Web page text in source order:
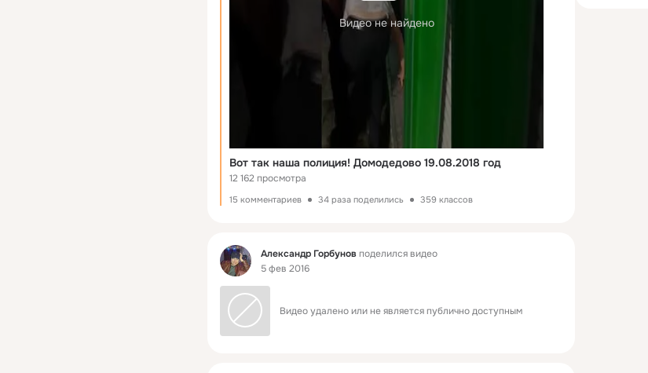
Видео не найдено
Вот так наша полиция! Домодедово 19.08.2018 год
12 162 просмотра
15 комментариев 34 раза поделились 359 классов
Фид Александр Горбунов поделился видео
5 фев 2016
Видео удалено или не является публично доступным